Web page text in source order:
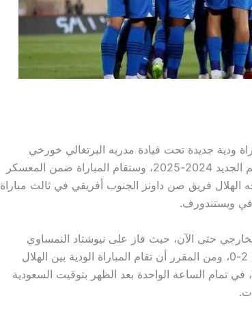
ودية جديدة تحت قيادة مدربه البرتغالي خورخي
جيسوس، وذلك ضمن استعداداته للموسم الجديد 2024-2025، وستقام المباراة ضمن المعسكر
الهلال فريق صن داونز الجنوب أفريقي في ثالث مباراة
في ويستندورف.
حتى الآن، حيث فاز على نيوشتاد النمساوي
بنتيجة 6-0 وعلى العربي القطري بنتيجة 2-0، ومن المقرر أن تقام المباراة الودية بين الهلال
وصن داونز يوم الجمعة، 26 يوليو 2024، في تمام الساعة الواحدة بعد الظهر بتوقيت السعودية